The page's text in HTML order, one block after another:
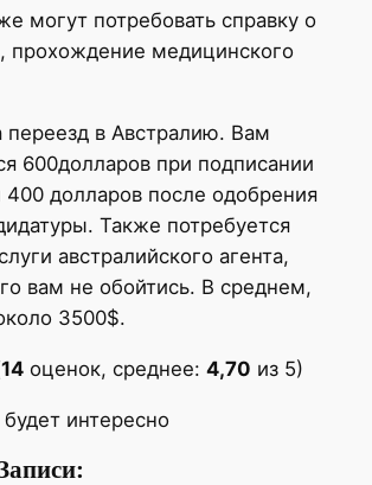
могут потребовать справку о
прохождение медицинского
переезд в Австралию. Вам
600долларов при подписании
400 долларов после одобрения
Также потребуется
австралийского агента,
вам не обойтись. В среднем,
3500$.
14оценок, среднее: 4,70 из 5)
интересно